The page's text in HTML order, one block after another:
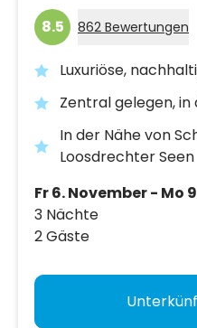
8.5 862 Bewertungen
Luxuriöse,
Zentral gelegen,
In der Nähe von
Loosdrechter Seen
Fr 6. November - Mo
3 Nächte
2 Gäste